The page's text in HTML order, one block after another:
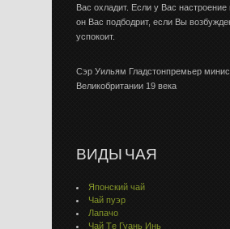
Вас охладит. Если у Вас
он Вас подбодрит, если Вы
успокоит.
Сэр Уильям Гладстонпремьер
Великобритании 19 века
ВИДЫ ЧАЯ
Японский чай
Чай пуэр
Лапачо
Чай Тe Гуaнь Инь